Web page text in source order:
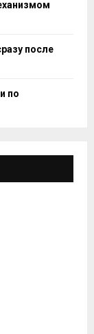
после
по